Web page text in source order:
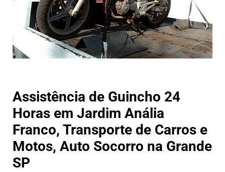
Assistência de Guincho 24
Horas em Jardim Anália
Franco, Transporte de Carros e
Motos, Auto Socorro na Grande
SP